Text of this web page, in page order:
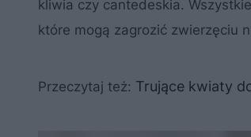
kliwia czy cantedeskia.
które mogą zagrozić zwierzęciu
Przeczytaj też: Trujące kwiaty